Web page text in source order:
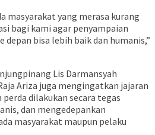
masyarakat yang merasa kurang
bagi kami agar penyampaian
depan bisa lebih baik dan humanis,”
Lis Darmansyah
Ariza juga mengingatkan jajaran
dilakukan secara tegas
dan mengedepankan
masyarakat maupun pelaku